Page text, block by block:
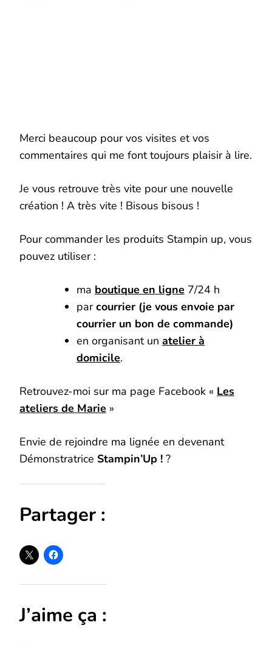
Merci beaucoup pour vos visites et vos
commentaires qui me font toujours plaisir à lire.
Je vous retrouve très vite pour une nouvelle
création ! A très vite ! Bisous bisous !
Pour commander les produits Stampin up, vous
pouvez utiliser :
ma boutique en ligne 7/24 h
parcourrier (je vous envoie par
courrier un bon de commande)
en organisant un atelier à
domicile.
Retrouvez-moi sur ma page Facebook « Les
ateliers de Marie »
Envie de rejoindre ma lignée en devenant
Démonstratrice Stampin’Up ! ?
Partager :
J’aime ça :